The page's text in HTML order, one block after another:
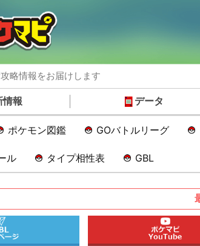
略情報をお届けします
情報 データ
ポケモン図鑑 GOバトルリーグ
ル タイプ相性表 GBL